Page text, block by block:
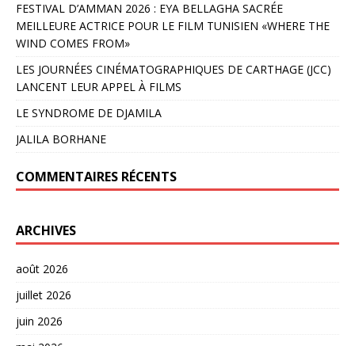
FESTIVAL D’AMMAN 2026 : EYA BELLAGHA SACRÉE
MEILLEURE ACTRICE POUR LE FILM TUNISIEN «WHERE THE
WIND COMES FROM»
LES JOURNÉES CINÉMATOGRAPHIQUES DE CARTHAGE (JCC)
LANCENT LEUR APPEL À FILMS
LE SYNDROME DE DJAMILA
JALILA BORHANE
COMMENTAIRES RÉCENTS
ARCHIVES
août 2026
juillet 2026
juin 2026